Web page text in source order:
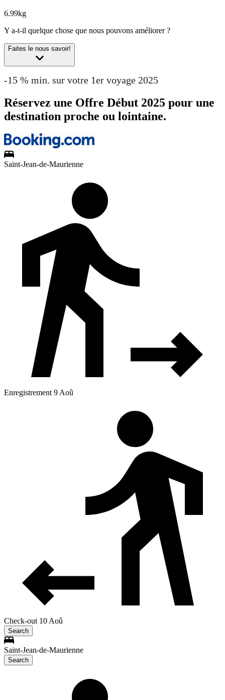
6.99kg
Y a-t-il quelque chose que nous pouvons améliorer ?
Faites le nous savoir!
-15 % min. sur votre 1er voyage 2025
Réservez une Offre Début 2025 pour une
destination proche ou lointaine.
Saint-Jean-de-Maurienne
Enregistrement 9 Aoû
Check-out 10 Aoû
Search
Saint-Jean-de-Maurienne
Search